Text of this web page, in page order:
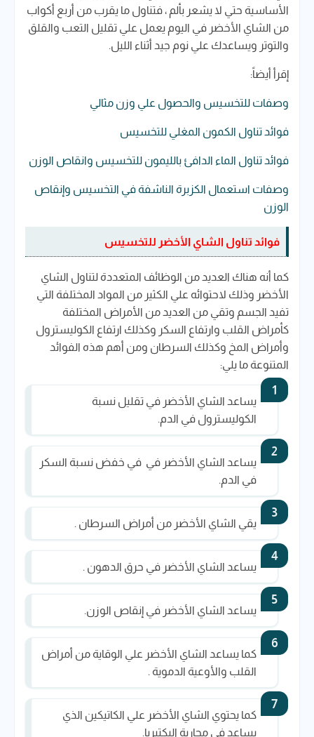
الأساسية حتي لا يشعر بألم ، فتناول ما يقرب من أربع أكواب
من الشاي الأخضر في اليوم يعمل علي تقليل التعب والقلق
والتوتر ويساعدك علي نوم جيد أثناء الليل.
إقرأ أيضاً:
وصفات للتخسيس والحصول علي وزن مثالي
فوائد تناول الكمون المغلي للتخسيس
فوائد تناول الماء الدافئ بالليمون للتخسيس وانقاص الوزن
وصفات استعمال الكزبرة الناشفة في التخسيس وإنقاص
الوزن
فوائد تناول الشاي الأخضر للتخسيس
كما أنه هناك العديد من الوظائف المتعددة لتناول الشاي
الأخضر وذلك لاحتوائه علي الكثير من المواد المختلفة التي
تفيد الجسم وتقي من العديد من الأمراض المختلفة
كأمراض القلب وارتفاع السكر وكذلك ارتفاع الكوليسترول
وأمراض المخ وكذلك السرطان ومن أهم هذه الفوائد
المتنوعة ما يلي:
يساعد الشاي الأخضر في تقليل نسبة
الكوليسترول في الدم.
يساعد الشاي الأخضر في في خفض نسبة السكر
في الدم.
يقي الشاي الأخضر من أمراض السرطان .
يساعد الشاي الأخضر في حرق الدهون .
يساعد الشاي الأخضر في إنقاص الوزن.
كما يساعد الشاي الأخضر علي الوقاية من أمراض
القلب والأوعية الدموية .
كما يحتوي الشاي الأخضر علي الكاتيكين الذي
يساعد في محاربة البكتيريا.